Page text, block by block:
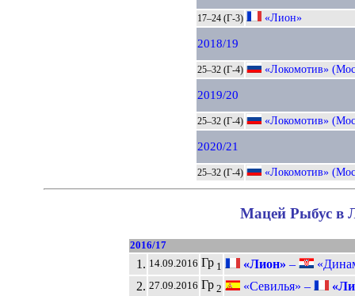
17–24 (Г-3) «Лион»
2018/19
25–32 (Г-4) «Локомотив»
2019/20
25–32 (Г-4) «Локомотив»
2020/21
25–32 (Г-4) «Локомотив»
Мацей Рыбус в
2016/17
1. 14.09.2016 Гр 1 «Лион» –
2. 27.09.2016 Гр 2 «Севилья» –